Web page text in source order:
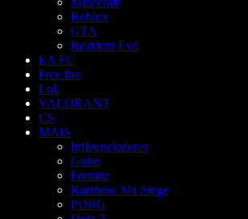
Roblox
GTA
Resident Evil
EA FC
Free fire
LoL
VALORANT
CS
MAIS
Influenciadores
Guias
Fortnite
Rainbow Six Siege
PUBG